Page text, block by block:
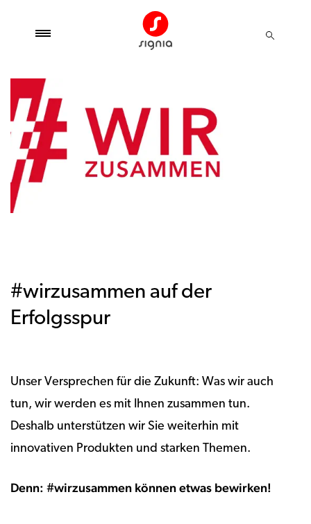
#wirzusammen auf der
Erfolgsspur
Unser Versprechen für die Zukunft: Was wir auch
tun, wir werden es mit Ihnen zusammen tun.
Deshalb unterstützen wir Sie weiterhin mit
innovativen Produkten und starken Themen.
Denn: #wirzusammen können etwas bewirken!